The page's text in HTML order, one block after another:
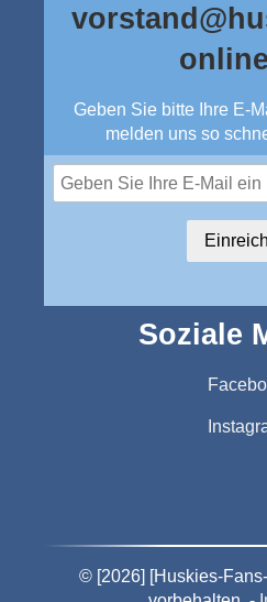
Geben Sie bitte Ihre E-
melden uns so
Soziale
© [2026] [Huskies-